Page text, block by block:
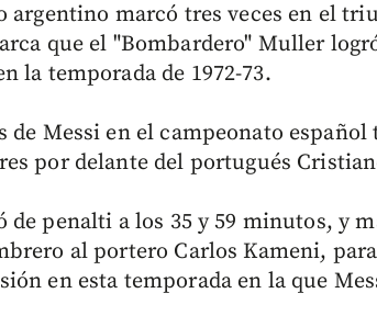
argentino marcó tres veces en el
que el "Bombardero" Muller
la temporada de 1972-73.
de Messi en el campeonato
por delante del portugués
de penalti a los 35 y 59 minutos, y
al portero Carlos Kameni,
en esta temporada en la que